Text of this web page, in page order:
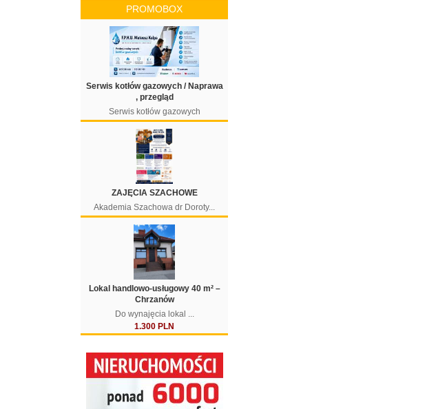
PROMOBOX
Serwis kotłów gazowych / Naprawa
, przegląd
Serwis kotłów gazowych
ZAJĘCIA SZACHOWE
Akademia Szachowa dr Doroty...
Lokal handlowo-usługowy 40 m² –
Chrzanów
Do wynajęcia lokal ...
1.300 PLN